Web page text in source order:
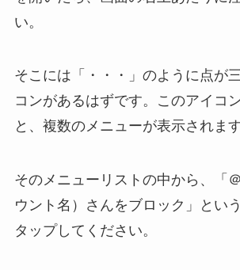
い。
そこには「・・・」のように点が
コンがあるはずです。このアイコ
と、複数のメニューが表示されます
そのメニューリストの中から、「
ウント名）さんをブロック」とい
タップしてください。